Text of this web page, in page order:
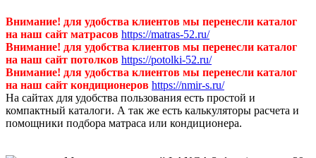
Внимание! для удобства клиентов мы перенесли каталог
на наш сайт матрасов https://matras-52.ru/
Внимание! для удобства клиентов мы перенесли каталог
на наш сайт потолков https://potolki-52.ru/
Внимание! для удобства клиентов мы перенесли каталог
на наш сайт кондиционеров https://nmir-s.ru/
На сайтах для удобства пользования есть простой и
компактный каталоги. А так же есть калькуляторы расчета и
помощники подбора матраса или кондиционера.